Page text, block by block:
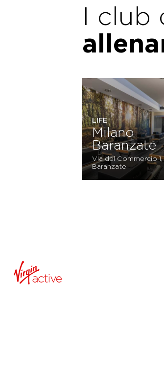
I club
LIFE
Milano
Baranzate
Via del Commercio 1,
Baranzate